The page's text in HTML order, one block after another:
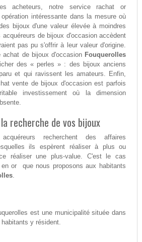
acheteurs, notre service rachat or
intéressante dans la mesure où
bijoux d'une valeur élevée à moindres
de bijoux d'occasion accèdent
pas pu s'offrir à leur valeur d'origine.
achat de bijoux d'occasion Fouquerolles
des « perles » : des bijoux anciens
et qui ravissent les amateurs. Enfin,
vente de bijoux d'occasion est parfois
investissement où la dimension
recherche de vos bijoux
recherchent des affaires
ils espèrent réaliser à plus ou
réaliser une plus-value. C'est le cas
or que nous proposons aux habitants
.
est une municipalité située dans
y résident.